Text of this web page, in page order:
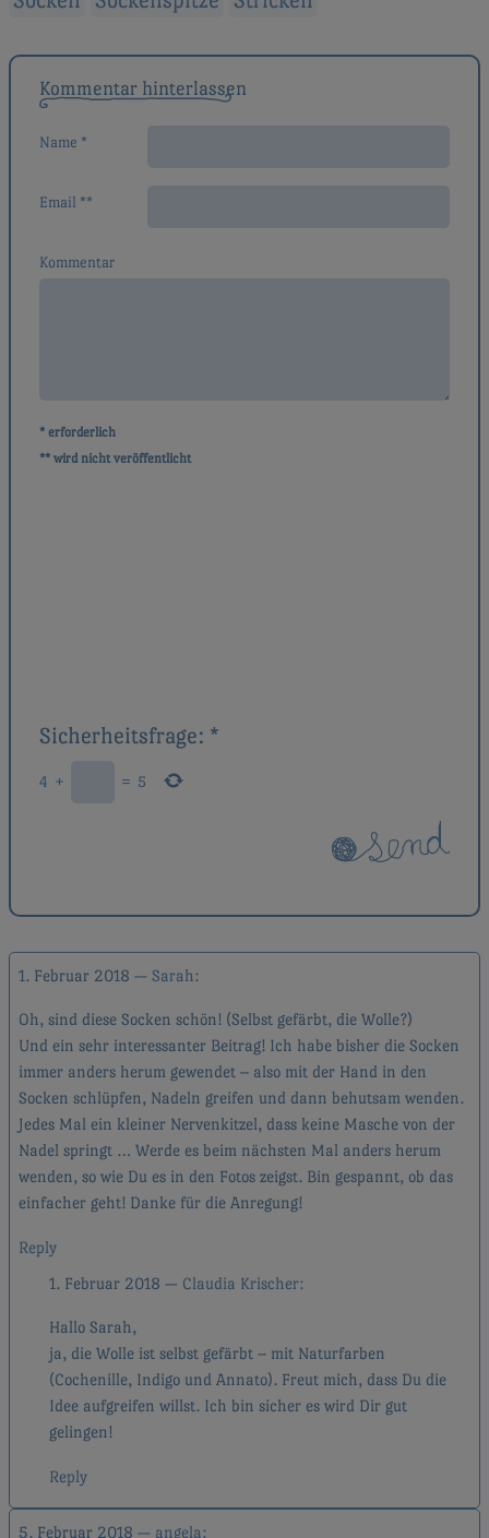
Beitragsnavigation
Kommentar hinterlassen
Name *
Email **
Kommentar
* erforderlich
** wird nicht veröffentlicht
Sicherheitsfrage: *
4 + = 5
1. Februar 2018 Sarah
Oh, sind diese Socken schön! (Selbst gefärbt, die Wolle?)
Und ein sehr interessanter Beitrag! Ich habe bisher die Socken
immer anders herum gewendet – also mit der Hand in den
Socken schlüpfen, Nadeln greifen und dann behutsam wenden.
Jedes Mal ein kleiner Nervenkitzel, dass keine Masche von der
Nadel springt … Werde es beim nächsten Mal anders herum
wenden, so wie Du es in den Fotos zeigst. Bin gespannt, ob das
einfacher geht! Danke für die Anregung!
Reply
1. Februar 2018
Claudia Krischer
Hallo Sarah,
ja, die Wolle ist selbst gefärbt – mit Naturfarben
(Cochenille, Indigo und Annato). Freut mich, dass Du die
Idee aufgreifen willst. Ich bin sicher es wird Dir gut
gelingen!
Reply
5. Februar 2018 angela